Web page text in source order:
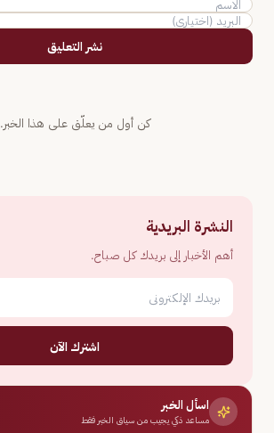
نشر التعليق
كن أول من يعلّق على هذا الخبر.
النشرة البريدية
أهم الأخبار إلى بريدك كل صباح.
اشترك الآن
اسأل الخبر
مساعد ذكي يجيب من سياق الخبر فقط